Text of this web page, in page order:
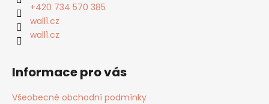
+420 734 570 385
wall1.cz
wall1.cz
Informace pro vás
Všeobecné obchodní podmínky